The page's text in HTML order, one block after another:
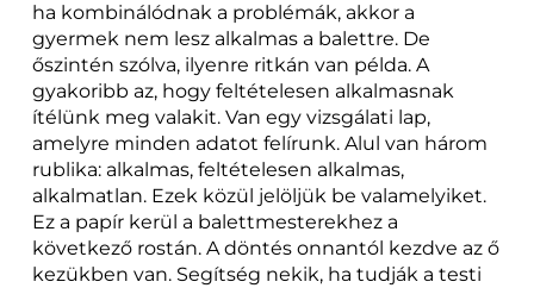
ha kombinálódnak a problémák, akkor a
gyermek nem lesz alkalmas a balettre. De
őszintén szólva, ilyenre ritkán van példa. A
gyakoribb az, hogy feltételesen alkalmasnak
ítélünk meg valakit. Van egy vizsgálati lap,
amelyre minden adatot felírunk. Alul van három
rublika: alkalmas, feltételesen alkalmas,
alkalmatlan. Ezek közül jelöljük be valamelyiket.
Ez a papír kerül a balettmesterekhez a
következő rostán. A döntés onnantól kezdve az ő
kezükben van. Segítség nekik, ha tudják a testi